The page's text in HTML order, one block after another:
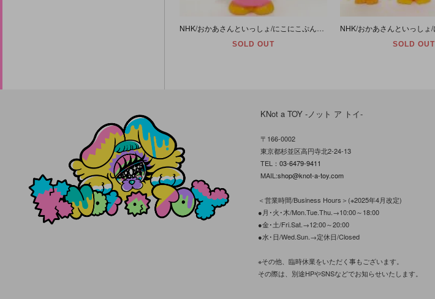
SOLD OUT SOLD OUT
KNot a TOY -ノット ア トイ-
〒166-0002
東京都杉並区高円寺北2-24-13
TEL：03-6479-9411
MAIL:shop@knot-a-toy.com
＜営業時間/Business Hours＞(※2025年4月改定)
●月･火･木/Mon.Tue.Thu.→10:00～18:00
●金･土/Fri.Sat.→12:00～20:00
●水･日/Wed.Sun.→定休日/Closed
※その他、臨時休業をいただく事もございます。
その際は、別途HPやSNSなどでお知らせいたします。